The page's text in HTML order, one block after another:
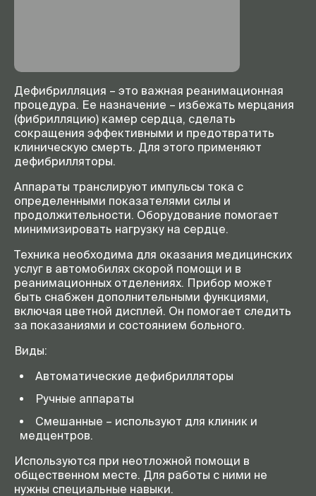
Дефибрилляция – это важная реанимационная
процедура. Ее назначение – избежать мерцания
(фибрилляцию) камер сердца, сделать
сокращения эффективными и предотвратить
клиническую смерть. Для этого применяют
дефибрилляторы.
Аппараты транслируют импульсы тока с
определенными показателями силы и
продолжительности. Оборудование помогает
минимизировать нагрузку на сердце.
Техника необходима для оказания медицинских
услуг в автомобилях скорой помощи и в
реанимационных отделениях. Прибор может
быть снабжен дополнительными функциями,
включая цветной дисплей. Он помогает следить
за показаниями и состоянием больного.
Виды:
Автоматические дефибрилляторы
Ручные аппараты
Смешанные – используют для клиник и
медцентров.
Используются при неотложной помощи в
общественном месте. Для работы с ними не
нужны специальные навыки.